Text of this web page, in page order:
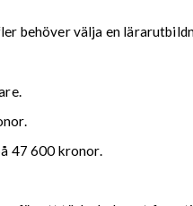
behöver välja en
47 600 kronor.